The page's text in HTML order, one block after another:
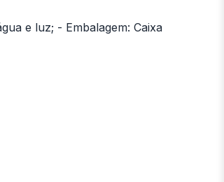
e luz; - Embalagem: Caixa